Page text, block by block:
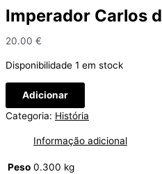
Imperador Carlos
20.00 €
Disponibilidade 1 em stock
Quantidade
de
Imperador
Áustria
Adicionar
Categoria: História
Informação adicional
Peso 0.300 kg